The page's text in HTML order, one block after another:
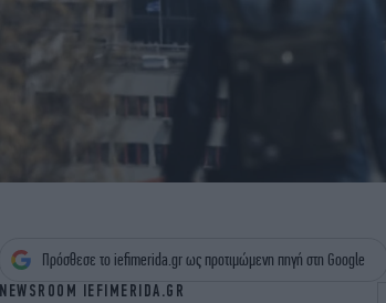
Πρόσθεσε το iefimerida.gr ως προτιμώμενη πηγή στη Google
NEWSROOM IEFIMERIDA.GR